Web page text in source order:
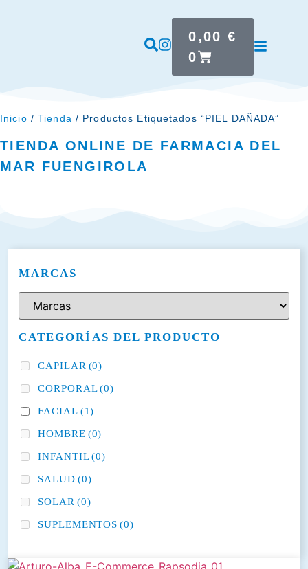
0,00€
0
Inicio /Tienda / Productos Etiquetados “PIEL DAÑADA”
TIENDA ONLINE DE FARMACIA DEL
MAR FUENGIROLA
MARCAS
CATEGORÍAS DEL PRODUCTO
CAPILAR (0)
CORPORAL (0)
FACIAL (1)
HOMBRE (0)
INFANTIL (0)
SALUD (0)
SOLAR (0)
SUPLEMENTOS (0)